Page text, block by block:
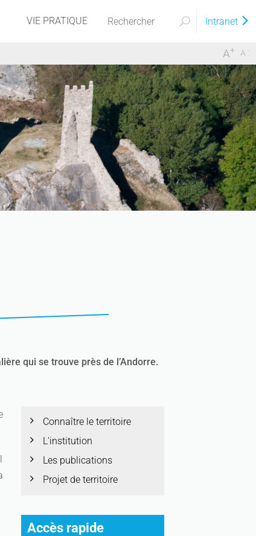
VIE PRATIQUE Intranet
-
A
+
A
qui se trouve près de l’Andorre.
Connaître le territoire
L'institution
Les publications
Projet de territoire
Accès rapide